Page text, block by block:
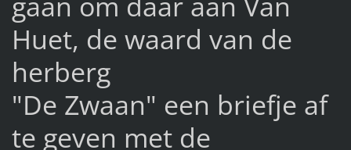
Huet, de waard van de
herberg
"De Zwaan" een briefje af
te geven met de